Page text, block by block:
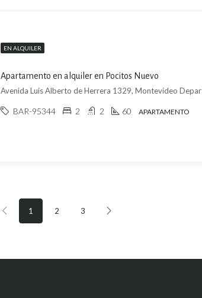
EN ALQUILER
Apartamento en alquiler en Pocitos Nuevo
BAR-95344 2 2 60 APARTAMENTO
1 2 3